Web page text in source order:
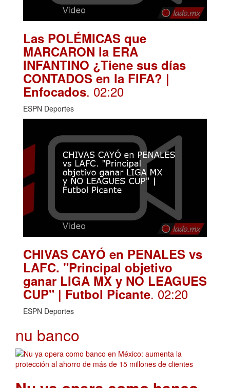
Las POLÉMICAS que
MARCARON la ERA
INFANTINO ¿Tiene sus días
CONTADOS en la FIFA? |
Enfocados. 02:20
ESPN Deportes
CHIVAS CAYÓ en PENALES vs
LAFC. "Principal objetivo
ganar LIGA MX y NO LEAGUES
CUP" | Futbol Picante. 02:20
ESPN Deportes
nu banco